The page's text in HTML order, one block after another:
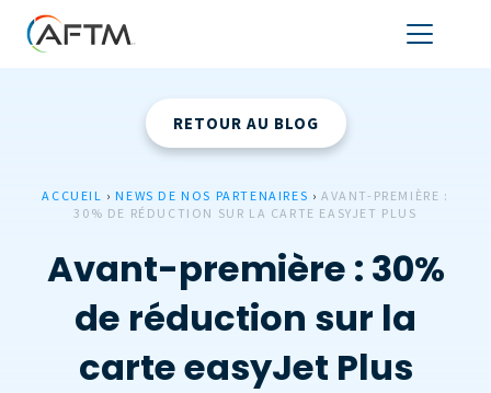
RETOUR AU BLOG
ACCUEIL › NEWS DE NOS PARTENAIRES ›AVANT-PREMIÈRE :
30% DE RÉDUCTION SUR LA CARTE EASYJET PLUS
Avant-première : 30%
de réduction sur la
carte easyJet Plus